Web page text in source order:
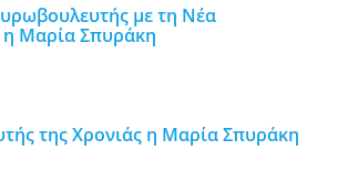
με τη Νέα
η Μαρία Σπυράκη
της Χρονιάς η Μαρία Σπυράκη